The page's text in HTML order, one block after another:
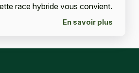
race hybride vous convient.
En savoir plus